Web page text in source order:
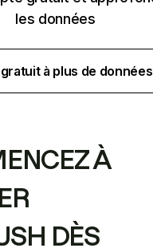
les données
à plus de données
À
DÈS